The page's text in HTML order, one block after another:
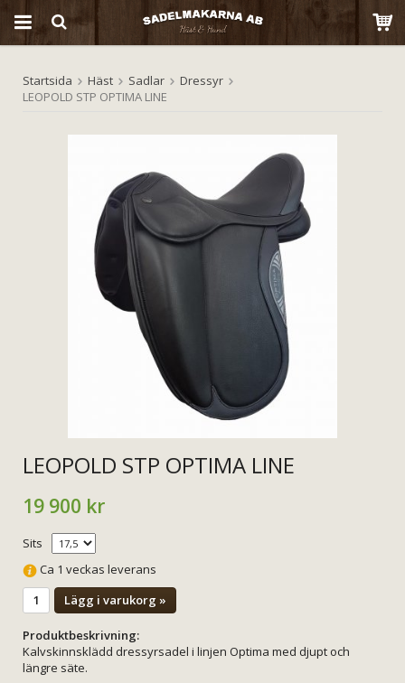
Produkten har blivit tillagd i varukorgen
Startsida Häst Sadlar
Dressyr
LEOPOLD STP OPTIMA LINE
LEOPOLD STP OPTIMA LINE
19 900 kr
Sits
Ca 1 veckas leverans
Lägg i varukorg »
Produktbeskrivning:
Kalvskinnsklädd dressyrsadel i linjen Optima med djupt och
längre säte.